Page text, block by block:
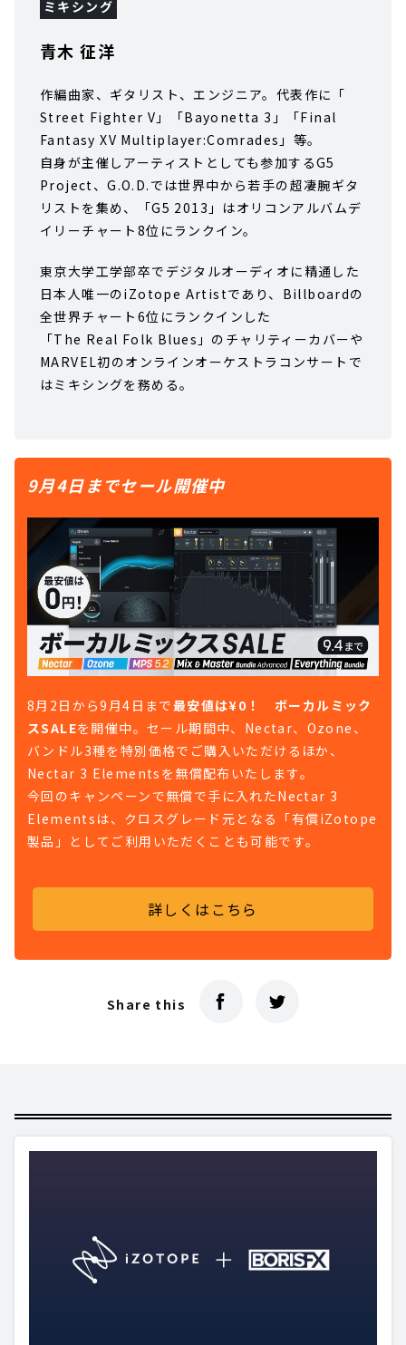
ミキシング
青木 征洋
作編曲家、ギタリスト、エンジニア。代表作に「
Street Fighter V」「Bayonetta 3」「Final
Fantasy XV Multiplayer:Comrades」等。
自身が主催しアーティストとしても参加するG5
Project、G.O.D.では世界中から若手の超凄腕ギタ
リストを集め、「G5 2013」はオリコンアルバムデ
イリーチャート8位にランクイン。
東京大学工学部卒でデジタルオーディオに精通した
日本人唯一のiZotope Artistであり、Billboardの
全世界チャート6位にランクインした
「The Real Folk Blues」のチャリティーカバーや
MARVEL初のオンラインオーケストラコンサートで
はミキシングを務める。
9月4日までセール開催中
8月2日から9月4日まで最安値は¥0！ ボーカルミック
スSALEを開催中。セール期間中、Nectar、Ozone、
バンドル3種を特別価格でご購入いただけるほか、
Nectar 3 Elementsを無償配布いたします。
今回のキャンペーンで無償で手に入れたNectar 3
Elementsは、クロスグレード元となる「有償iZotope
製品」としてご利用いただくことも可能です。
詳しくはこちら
Share this